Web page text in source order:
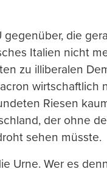
die
Italien nicht
zu illiberalen
wirtschaftlich
Riesen
der ohne
sehen müsste.
Urne. Wer es